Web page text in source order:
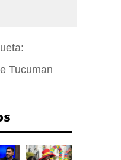
Tucuman